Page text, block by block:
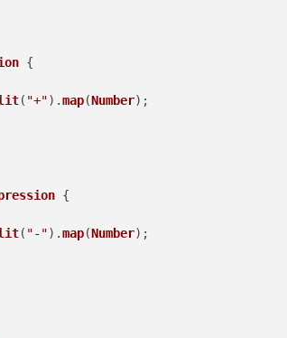
{
( "+").map(Number);
{
( "-").map(Number);